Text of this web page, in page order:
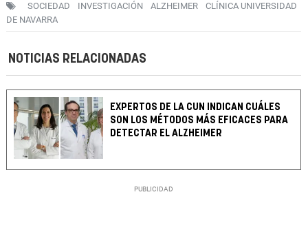
SOCIEDAD INVESTIGACIÓN ALZHEIMER
CLÍNICA UNIVERSIDAD
DE NAVARRA
NOTICIAS RELACIONADAS
EXPERTOS DE LA CUN INDICAN CUÁLES
SON LOS MÉTODOS MÁS EFICACES PARA
DETECTAR EL ALZHEIMER